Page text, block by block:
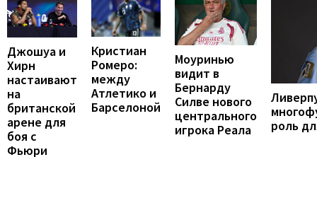
Джошуа и
Хирн
настаивают
на
британской
арене для
боя с
Фьюри
Кристиан
Ромеро:
между
Атлетико и
Барселоной
Моуринью
видит в
Бернарду
Силве нового
центрального
игрока Реала
роль